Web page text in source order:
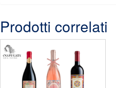
Prodotti correlati